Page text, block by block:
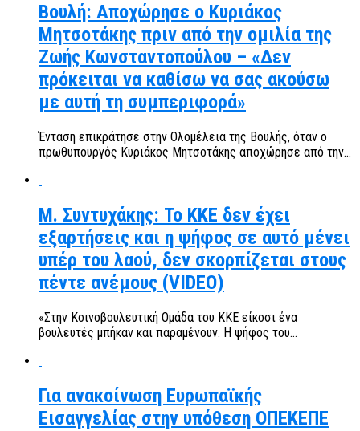
Βουλή: Αποχώρησε ο Κυριάκος
Μητσοτάκης πριν από την ομιλία της
Ζωής Κωνσταντοπούλου – «Δεν
πρόκειται να καθίσω να σας ακούσω
με αυτή τη συμπεριφορά»
Ένταση επικράτησε στην Ολομέλεια της Βουλής, όταν ο
πρωθυπουργός Κυριάκος Μητσοτάκης αποχώρησε από την...
Μ. Συντυχάκης: Το ΚΚΕ δεν έχει
εξαρτήσεις και η ψήφος σε αυτό μένει
υπέρ του λαού, δεν σκορπίζεται στους
πέντε ανέμους (VIDEO)
«Στην Κοινοβουλευτική Ομάδα του ΚΚΕ είκοσι ένα
βουλευτές μπήκαν και παραμένουν. Η ψήφος του...
Για ανακοίνωση Ευρωπαϊκής
Εισαγγελίας στην υπόθεση ΟΠΕΚΕΠΕ